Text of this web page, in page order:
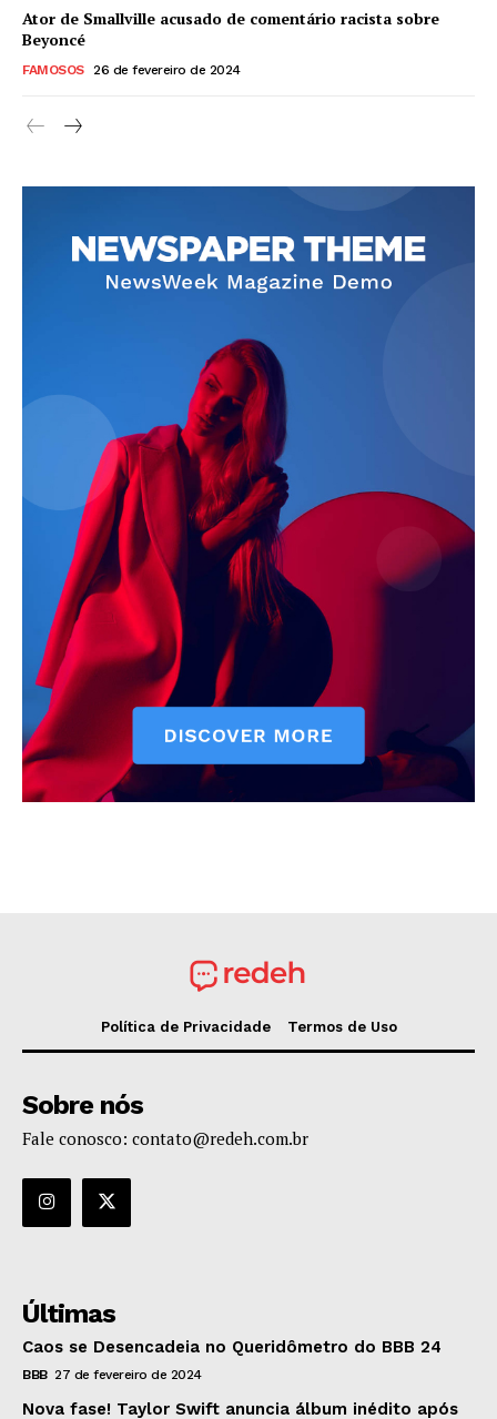
Ator de Smallville acusado de comentário racista sobre
Beyoncé
FAMOSOS 26 de fevereiro de 2024
Política de Privacidade Termos de Uso
Sobre nós
Fale conosco: contato@redeh.com.br
Últimas
Caos se Desencadeia no Queridômetro do BBB 24
BBB 27 de fevereiro de 2024
Nova fase! Taylor Swift anuncia álbum inédito após